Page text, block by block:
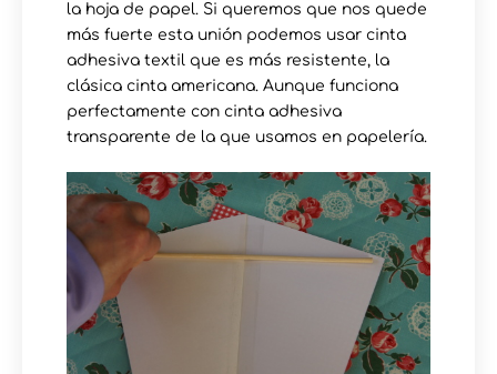
la hoja de papel. Si queremos que nos quede
más fuerte esta unión podemos usar cinta
adhesiva textil que es más resistente, la
clásica cinta americana. Aunque funciona
perfectamente con cinta adhesiva
transparente de la que usamos en papelería.